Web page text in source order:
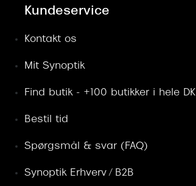
Kundeservice
Kontakt os
Mit Synoptik
Find butik - +100 butikker i hele DK
Bestil tid
Spørgsmål & svar (FAQ)
Synoptik Erhverv / B2B